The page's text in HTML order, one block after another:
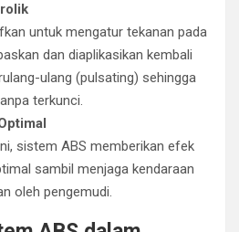
untuk mengatur tekanan pada
dan diaplikasikan kembali
ulang (pulsating) sehingga
terkunci.
sistem ABS memberikan efek
sambil menjaga kendaraan
oleh pengemudi.